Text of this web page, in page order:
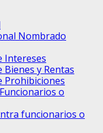
Nombrado
Intereses
Bienes y Rentas
Prohibiciones
o
funcionarios o